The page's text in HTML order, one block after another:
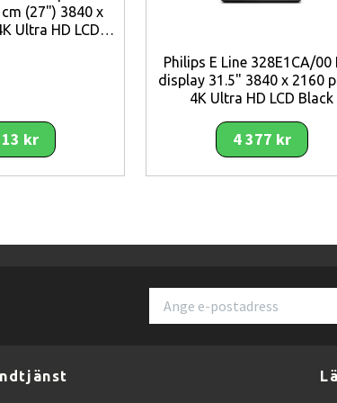
tekniker.
som kombinerar hög bildkvalitet, praktiska anslutningar och
skärm.
(27") 3840 x
Ultra HD LCD
kr
Philips E Line 328E1CA/00
display 31.5" 3840 x 2160
4K Ultra HD LCD Black
4 377 kr